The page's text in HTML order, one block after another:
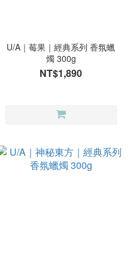
U/A｜莓果｜經典系列 香氛蠟
燭 300g
NT$1,890